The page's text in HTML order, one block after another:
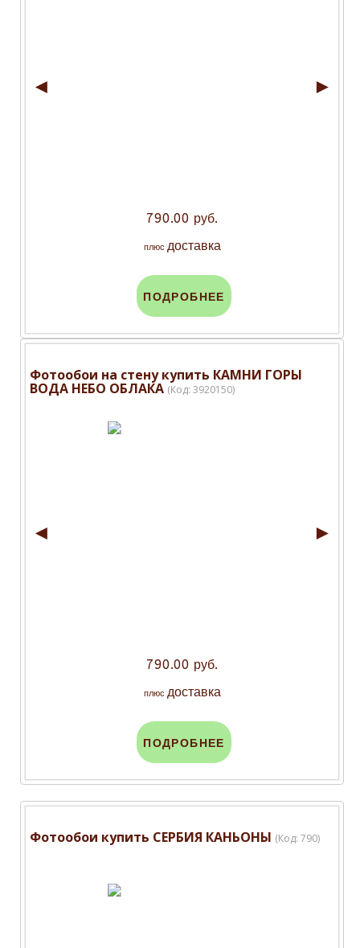
◄ ►
790.00 руб.
плюс доставка
ПОДРОБНЕЕ
Фотообои на стену купить КАМНИ ГОРЫ
ВОДА НЕБО ОБЛАКА (Код: 3920150)
◄ ►
790.00 руб.
плюс доставка
ПОДРОБНЕЕ
Фотообои купить СЕРБИЯ КАНЬОНЫ (Код: 790)